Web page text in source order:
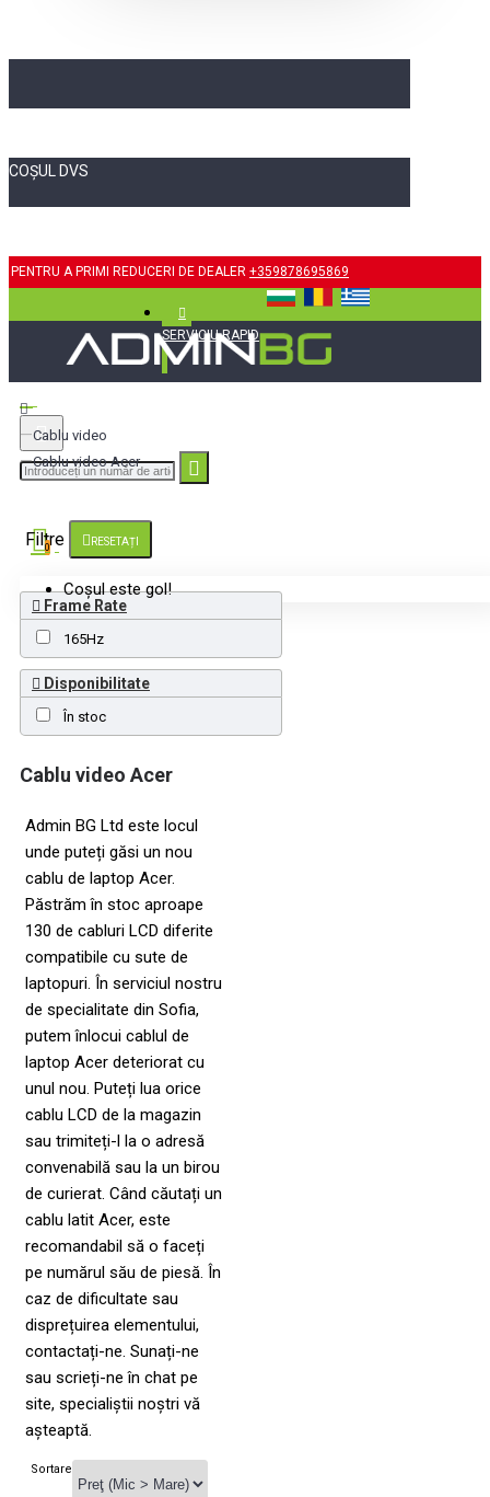
COȘUL DVS
PENTRU A PRIMI REDUCERI DE DEALER +359878695869
SERVICIU RAPID
0
Coșul este gol!
Cablu video
Cablu video Acer
Filtre RESETAȚI
Frame Rate
165Hz
Disponibilitate
În stoc
Cablu video Acer
Admin BG Ltd este locul
unde puteți găsi un nou
cablu de laptop Acer.
Păstrăm în stoc aproape
130 de cabluri LCD diferite
compatibile cu sute de
laptopuri. În serviciul nostru
de specialitate din Sofia,
putem înlocui cablul de
laptop Acer deteriorat cu
unul nou. Puteți lua orice
cablu LCD de la magazin
sau trimiteți-l la o adresă
convenabilă sau la un birou
de curierat. Când căutați un
cablu latit Acer, este
recomandabil să o faceți
pe numărul său de piesă. În
caz de dificultate sau
disprețuirea elementului,
contactați-ne. Sunați-ne
sau scrieți-ne în chat pe
site, specialiștii noștri vă
așteaptă.
Sortare